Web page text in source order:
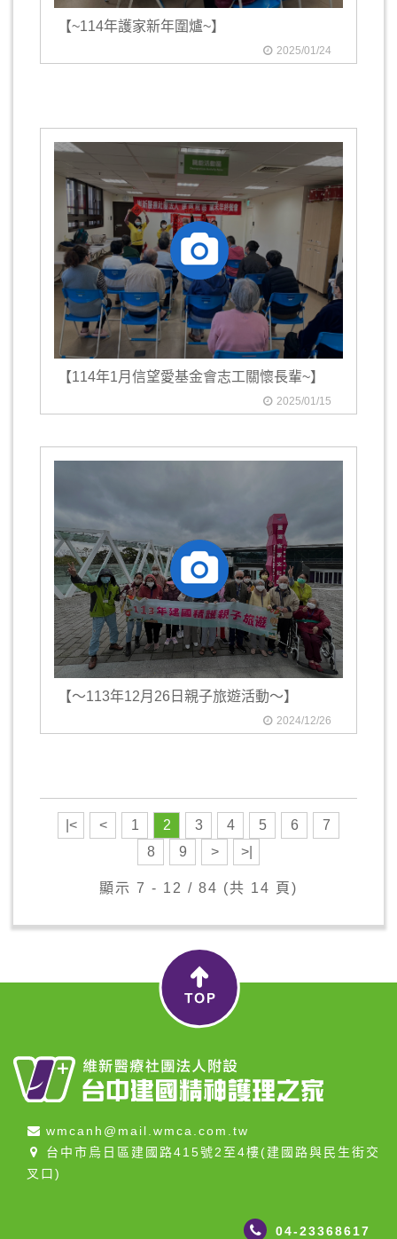
2025/01/24
【~114年護家新年圍爐~】
2025/01/15
【114年1月信望愛基金會志工關懷長輩~】
2024/12/26
【～113年12月26日親子旅遊活動～】
|< < 1 2 3 4 5 6
7
8
9 > >|
顯示 7 - 12 / 84 (共 14 頁)
wmcanh@mail.wmca.com.tw
台中市烏日區建國路415號2至4樓(建國路與民生街交
叉口)
04-23368617